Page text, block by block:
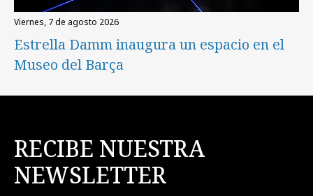
viernes, 7 de agosto 2026
Estrella Damm inaugura un espacio en el
Museo del Barça
RECIBE NUESTRA
NEWSLETTER